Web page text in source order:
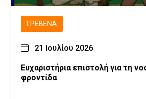
ΓΡΕΒΕΝΆ
21 Ιουλίου 2026
Ευχαριστήρια επιστολή για τη
φροντίδα